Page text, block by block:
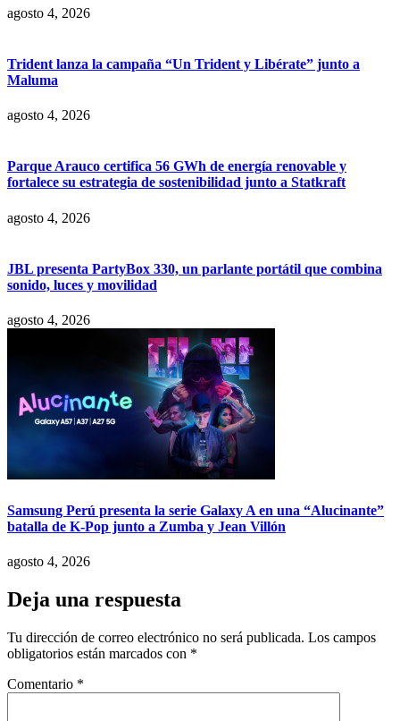
agosto 4, 2026
Trident lanza la campaña “Un Trident y Libérate” junto a
Maluma
agosto 4, 2026
Parque Arauco certifica 56 GWh de energía renovable y
fortalece su estrategia de sostenibilidad junto a Statkraft
agosto 4, 2026
JBL presenta PartyBox 330, un parlante portátil que combina
sonido, luces y movilidad
agosto 4, 2026
Samsung Perú presenta la serie Galaxy A en una “Alucinante”
batalla de K-Pop junto a Zumba y Jean Villón
agosto 4, 2026
Deja una respuesta
Tu dirección de correo electrónico no será publicada. Los campos
obligatorios están marcados con *
Comentario *